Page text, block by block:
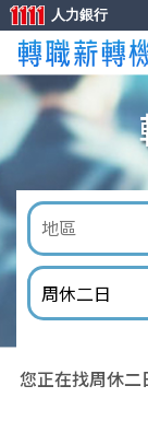
人力銀行
您正在找周休